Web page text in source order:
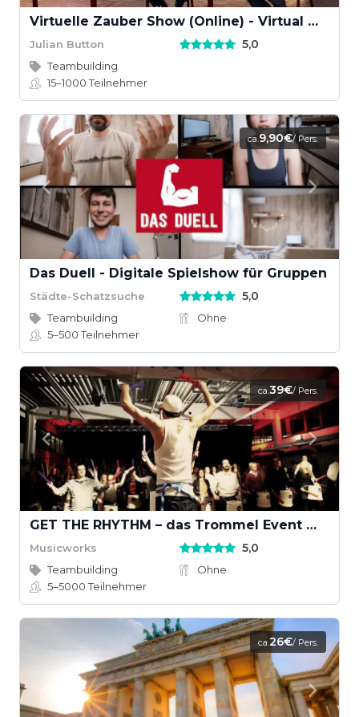
Virtuelle Zauber Show (Online) - Virtual Magic Show
Julian Button 5,0
Teambuilding
15–1000Teilnehmer
ca.9,90€/ Pers.
Das Duell - Digitale Spielshow für Gruppen
Städte-Schatzsuche 5,0
Teambuilding
Ohne
5–500Teilnehmer
ca.39€/ Pers.
GET THE RHYTHM – das Trommel Event mit Groove
Musicworks 5,0
Teambuilding
Ohne
5–5000Teilnehmer
ca.26€/ Pers.